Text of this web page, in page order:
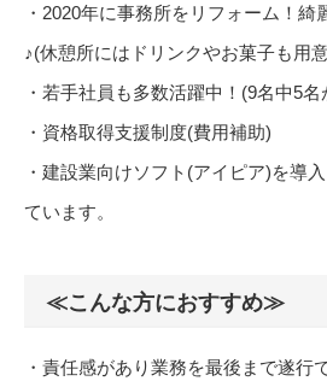
・2020年に事務所をリフォーム！綺
♪(休憩所にはドリンクやお菓子も用
・若手社員も多数活躍中！(9名中5名
・資格取得支援制度(費用補助)
・建設業向けソフト(アイピア)を導
ています。
≪こんな方におすすめ≫
・責任感があり業務を最後まで遂行